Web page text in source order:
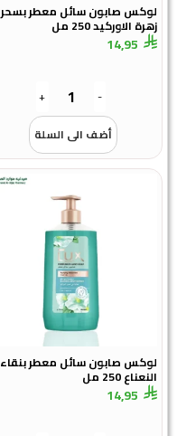
لوكس صابون سائل معطر بسحر
زهرة الاوركيد 250 مل
14,95
-
+
أضف الى السلة
لوكس صابون سائل معطر بنقاء
النعناع 250 مل
14,95